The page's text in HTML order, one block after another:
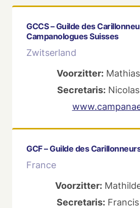
GCCS – Guilde des
Campanologues Suisses
Zwitserland
Voorzitter:
Secretaris:
GCF – Guilde des
France
Voorzitter:
Secretaris: